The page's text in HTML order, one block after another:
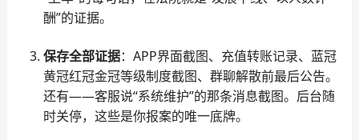
酬”的证据。
保存全部证据：APP界面截图、充值转账记录、蓝冠
黄冠红冠金冠等级制度截图、群聊解散前最后公告。
还有——客服说“系统维护”的那条消息截图。后台随
时关停，这些是你报案的唯一底牌。